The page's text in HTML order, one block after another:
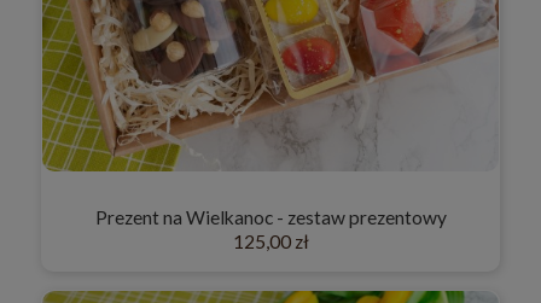
Prezent na Wielkanoc - zestaw prezentowy
125,00 zł